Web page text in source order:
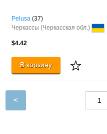
Pelusa (37)
Черкассы (Черкасская обл.)
$4.42
В корзину
<